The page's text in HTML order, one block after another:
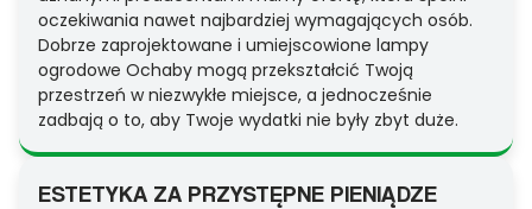
oczekiwania nawet najbardziej wymagających osób.
Dobrze zaprojektowane i umiejscowione lampy
ogrodowe Ochaby mogą przekształcić Twoją
przestrzeń w niezwykłe miejsce, a jednocześnie
zadbają o to, aby Twoje wydatki nie były zbyt duże.
ESTETYKA ZA PRZYSTĘPNE PIENIĄDZE